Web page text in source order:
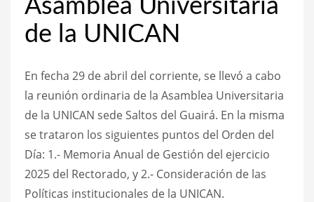
Asamblea Universitaria
de la UNICAN
En fecha 29 de abril del corriente, se llevó a cabo
la reunión ordinaria de la Asamblea Universitaria
de la UNICAN sede Saltos del Guairá. En la misma
se trataron los siguientes puntos del Orden del
Día: 1.- Memoria Anual de Gestión del ejercicio
2025 del Rectorado, y 2.- Consideración de las
Políticas institucionales de la UNICAN.